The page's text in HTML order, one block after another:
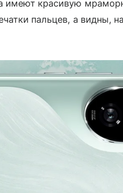
имеют красивую
пальцев, а видны,